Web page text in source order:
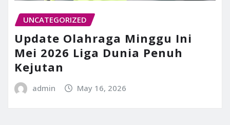
UNCATEGORIZED
Update Olahraga Minggu Ini
Mei 2026 Liga Dunia Penuh
Kejutan
admin May 16, 2026